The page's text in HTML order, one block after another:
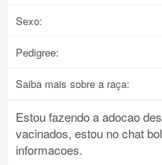
Sexo:
Pedigree:
Saiba mais sobre a raça:
Estou fazendo a adocao
vacinados, estou no chat
informacoes.